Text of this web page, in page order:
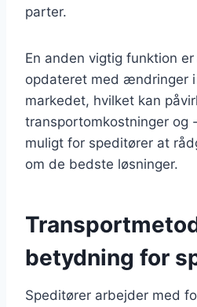
parter.
En anden vigtig funktion
opdateret med ændringer i
markedet, hvilket kan
transportomkostninger og
muligt for speditører at
om de bedste løsninger.
betydning for
Speditører arbejder med